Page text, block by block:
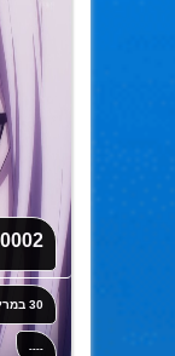
30 במרץ 2015
----